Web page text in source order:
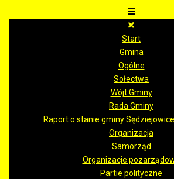
Start
Gmina
Ogólne
Sołectwa
Wójt Gminy
Rada Gminy
Raport o stanie gminy
Organizacja
Samorząd
Organizacje
Partie polityczne